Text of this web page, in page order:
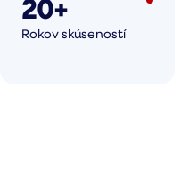
20+
Rokov skúseností